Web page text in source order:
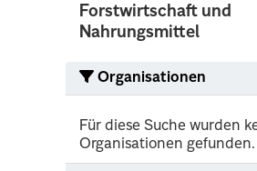
Forstwirtschaft und
Nahrungsmittel
Organisationen
Für diese Suche wurden
Organisationen gefunden.